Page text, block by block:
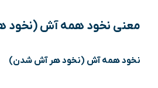
معنی نخود همه آش
نخود همه آش (نخود هر آش شدن)